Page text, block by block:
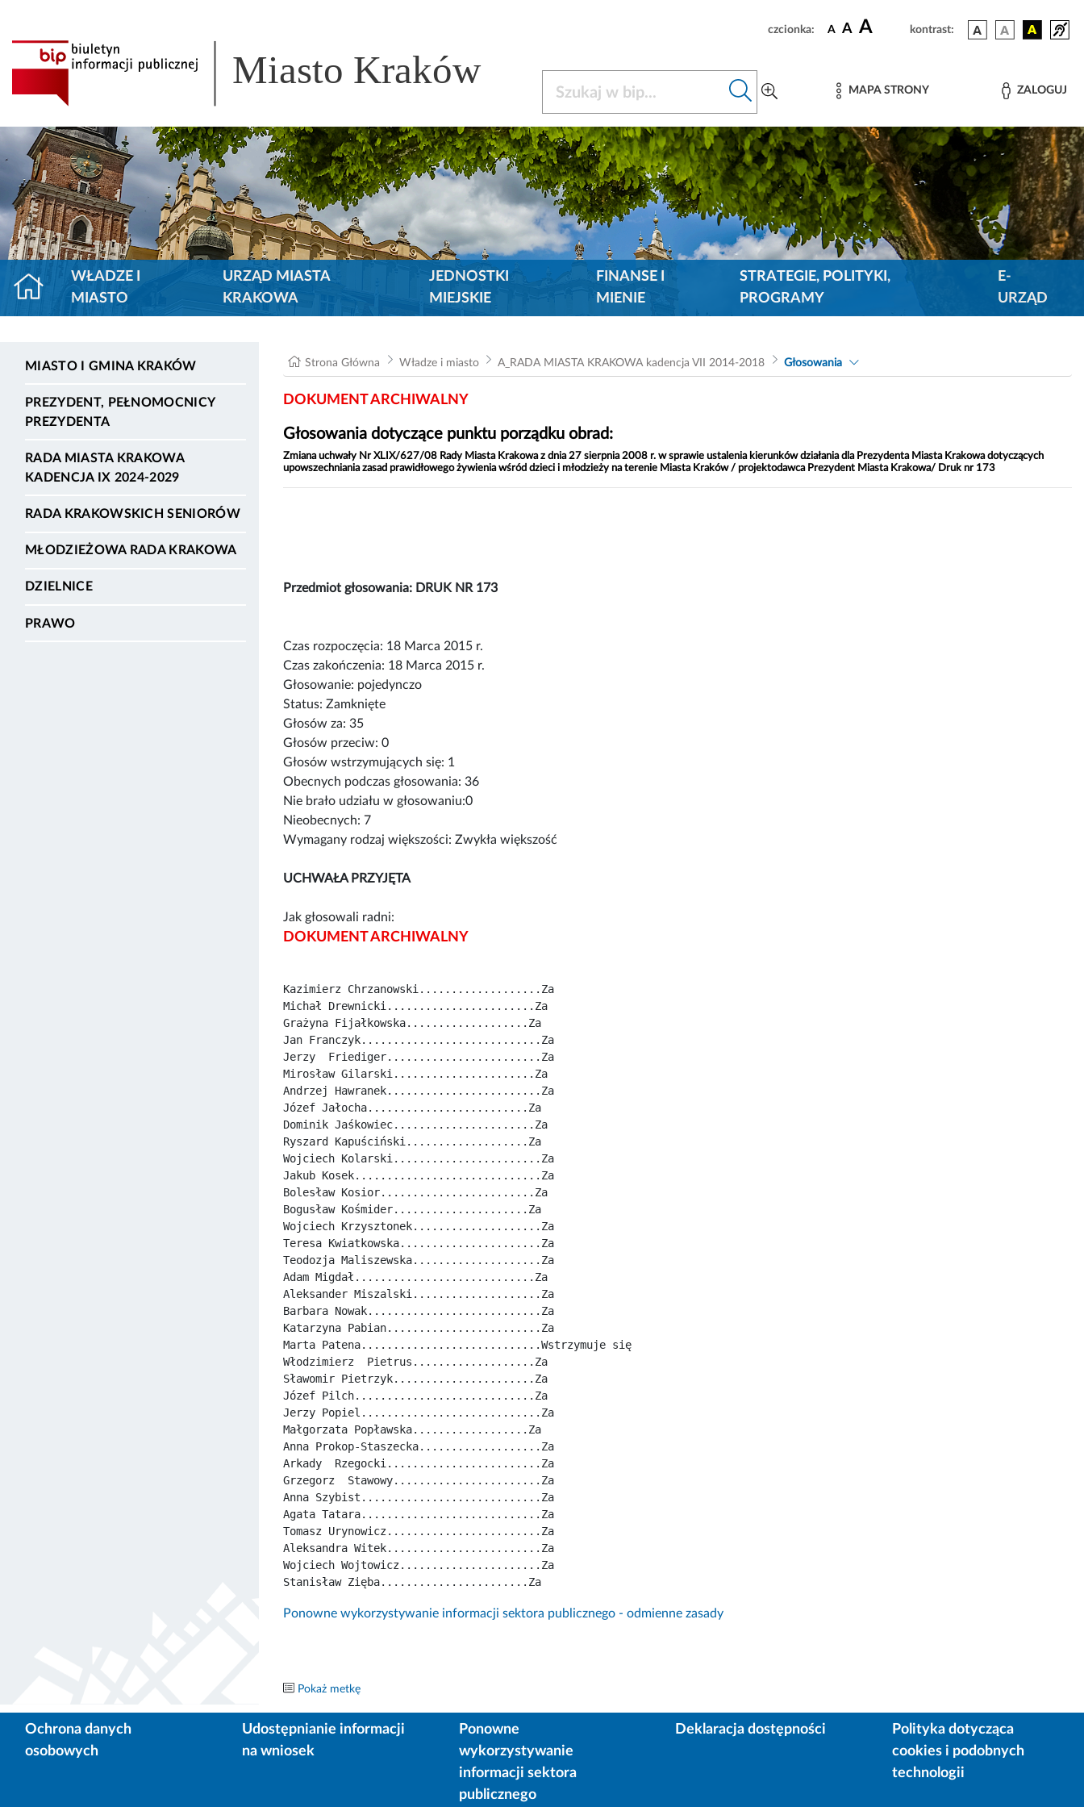
czcionka: A A A kontrast:
Miasto Kraków MAPA STRONY ZALOGUJ
WŁADZE I
MIASTO
URZĄD MIASTA
KRAKOWA
JEDNOSTKI
MIEJSKIE
FINANSE I
MIENIE
STRATEGIE, POLITYKI,
PROGRAMY
E-
URZĄD
MIASTO I GMINA KRAKÓW
PREZYDENT, PEŁNOMOCNICY
PREZYDENTA
RADA MIASTA KRAKOWA
KADENCJA IX 2024-2029
RADA KRAKOWSKICH SENIORÓW
MŁODZIEŻOWA RADA KRAKOWA
DZIELNICE
PRAWO
Strona Główna Władze i miasto A_RADA MIASTA KRAKOWA kadencja VII 2014-2018 Głosowania
DOKUMENT ARCHIWALNY
Głosowania dotyczące punktu porządku obrad:
Zmiana uchwały Nr XLIX/627/08 Rady Miasta Krakowa z dnia 27 sierpnia 2008 r. w sprawie ustalenia kierunków działania dla Prezydenta Miasta Krakowa dotyczących
upowszechniania zasad prawidłowego żywienia wśród dzieci i młodzieży na terenie Miasta Kraków / projektodawca Prezydent Miasta Krakowa/ Druk nr 173
Przedmiot głosowania: DRUK NR 173
Czas rozpoczęcia: 18 Marca 2015 r.
Czas zakończenia: 18 Marca 2015 r.
Głosowanie: pojedynczo
Status: Zamknięte
Głosów za: 35
Głosów przeciw: 0
Głosów wstrzymujących się: 1
Obecnych podczas głosowania: 36
Nie brało udziału w głosowaniu:0
Nieobecnych: 7
Wymagany rodzaj większości: Zwykła większość
UCHWAŁA PRZYJĘTA
Jak głosowali radni:
DOKUMENT ARCHIWALNY
Kazimierz Chrzanowski...................Za
Michał Drewnicki.......................Za
Grażyna Fijałkowska...................Za
Jan Franczyk............................Za
Jerzy  Friediger........................Za
Mirosław Gilarski......................Za
Andrzej Hawranek........................Za
Józef Jałocha.........................Za
Dominik Jaśkowiec......................Za
Ryszard Kapuściński...................Za
Wojciech Kolarski.......................Za
Jakub Kosek.............................Za
Bolesław Kosior........................Za
Bogusław Kośmider.....................Za
Wojciech Krzysztonek....................Za
Teresa Kwiatkowska......................Za
Teodozja Maliszewska....................Za
Adam Migdał............................Za
Aleksander Miszalski....................Za
Barbara Nowak...........................Za
Katarzyna Pabian........................Za
Marta Patena............................Wstrzymuje się
Włodzimierz  Pietrus...................Za
Sławomir Pietrzyk......................Za
Józef Pilch............................Za
Jerzy Popiel............................Za
Małgorzata Popławska..................Za
Anna Prokop-Staszecka...................Za
Arkady  Rzegocki........................Za
Grzegorz  Stawowy.......................Za
Anna Szybist............................Za
Agata Tatara............................Za
Tomasz Urynowicz........................Za
Aleksandra Witek........................Za
Wojciech Wojtowicz......................Za
Stanisław Zięba.......................Za
Ponowne wykorzystywanie informacji sektora publicznego - odmienne zasady
Pokaż metkę
Ochrona danych
osobowych
Udostępnianie informacji
na wniosek
Ponowne
wykorzystywanie
informacji sektora
publicznego
Deklaracja dostępności
Polityka dotycząca
cookies i podobnych
technologii